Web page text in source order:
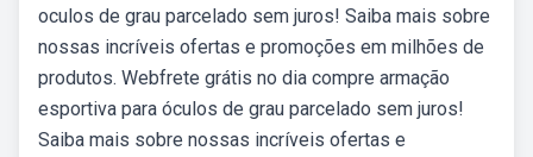
oculos de grau parcelado sem juros! Saiba mais sobre
nossas incríveis ofertas e promoções em milhões de
produtos. Webfrete grátis no dia compre armação
esportiva para óculos de grau parcelado sem juros!
Saiba mais sobre nossas incríveis ofertas e